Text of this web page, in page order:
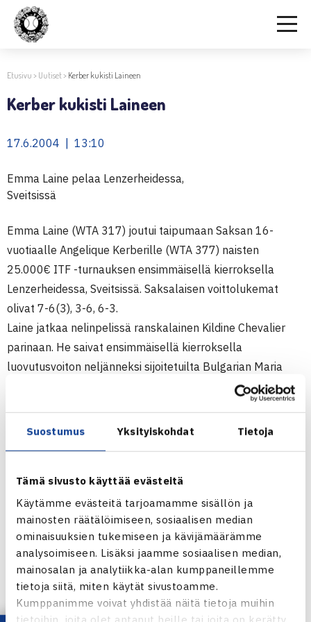
Suostumus Yksityiskohdat Tietoja
Tämä sivusto käyttää evästeitä
Käytämme evästeitä tarjoamamme sisällön ja
mainosten räätälöimiseen, sosiaalisen median
ominaisuuksien tukemiseen ja kävijämäärämme
analysoimiseen. Lisäksi jaamme sosiaalisen median,
mainosalan ja analytiikka-alan kumppaneillemme
tietoja siitä, miten käytät sivustoamme.
Kumppanimme voivat yhdistää näitä tietoja muihin
tietoihin, joita olet antanut heille tai joita on kerätty,
Etusivu > Uutiset> Kerber kukisti Laineen
Kerber kukisti Laineen
17.6.2004 | 13:10
Emma Laine pelaa Lenzerheidessa,
Sveitsissä
Emma Laine (WTA 317) joutui taipumaan Saksan 16-
vuotiaalle Angelique Kerberille (WTA 377) naisten
25.000€ ITF -turnauksen ensimmäisellä kierroksella
Lenzerheidessa, Sveitsissä. Saksalaisen voittolukemat
olivat 7-6(3), 3-6, 6-3.
Laine jatkaa nelinpelissä ranskalainen Kildine Chevalier
parinaan. He saivat ensimmäisellä kierroksella
luovutusvoiton neljänneksi sijoitetuilta Bulgarian Maria
Geznengelta ja Desislava Topalovalta ja kohtaa
puolivälierissä brasialialaisparin Joana Cortez/Marina
Tavares.
Naisten 25.000$ ITF-turnaus
Lenzerheide, Sveitsi
Kaksinpeli
1.kierrosta: Angelique Kerber Saksa – Emma Laine 76(3)
36 63
1.kierrosta: Kildine Chevalier Ranska/Laine – Maria
Geznenge/Desislava Topalova Bulgaria (4.) luovutus